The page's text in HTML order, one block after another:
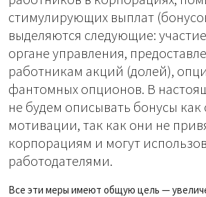
стимулирующих выплат
выделяются следующие:
органе управления,
работникам акций (долей),
фантомных опционов. В
не будем описывать бонусы как
мотивации, так как они не
корпорациям и могут
работодателями.
Все эти меры имеют общую цель —